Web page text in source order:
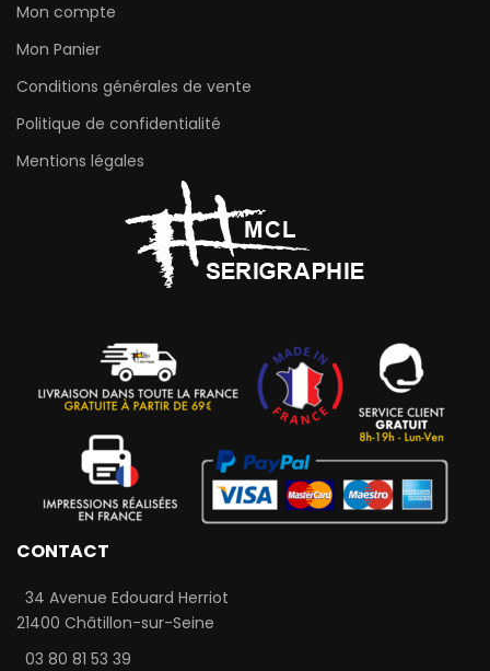
Mon compte
Mon Panier
Conditions générales de vente
Politique de confidentialité
Mentions légales
CONTACT
34 Avenue Edouard Herriot
21400 Châtillon-sur-Seine
03 80 81 53 39